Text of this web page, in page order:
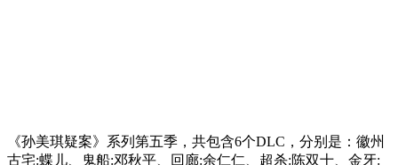
《孙美琪疑案》系列第五季，共包含6个DLC，分别是：徽州
古宅:蝶儿、鬼船:邓秋平、回廊:余仁仁、超杀:陈双十、金牙: